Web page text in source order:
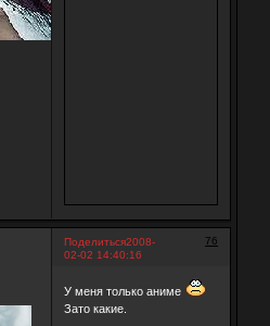
Поделиться 76
2008-
02-02 14:40:16
У меня только аниме
Зато какие.